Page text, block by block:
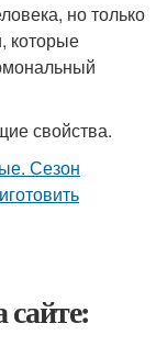
но только
которые
свойства.